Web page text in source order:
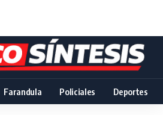
Farandula Policiales Deportes